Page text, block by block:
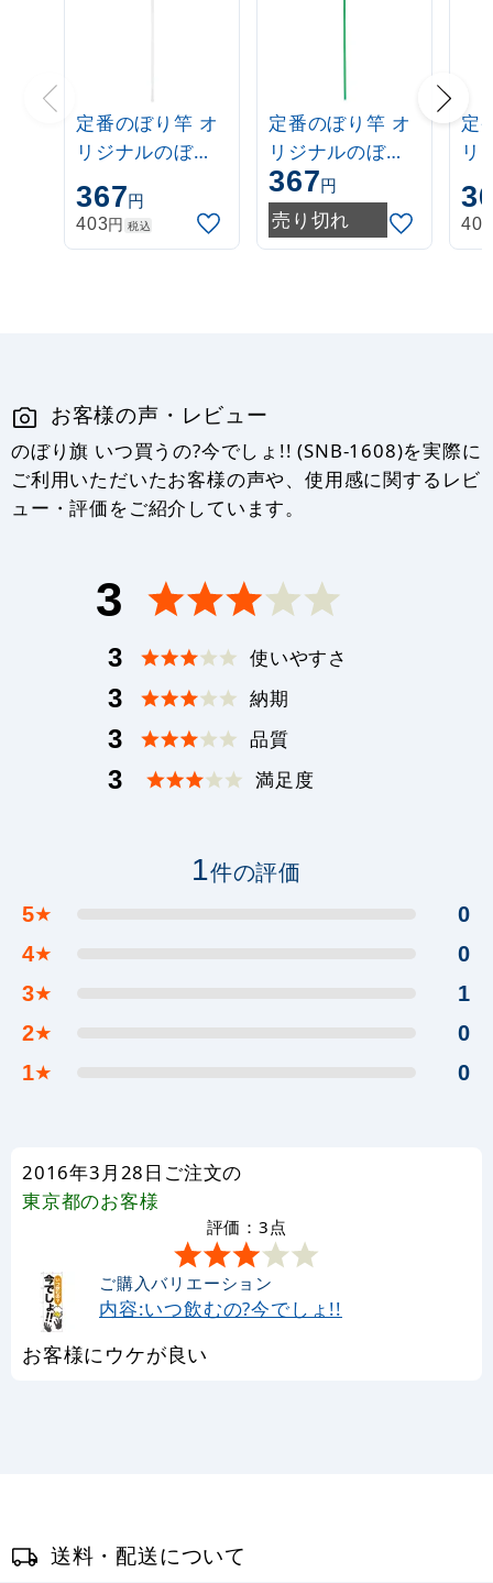
定番のぼり竿 オ
リジナルのぼり
ポール 1.6～3m
伸縮式 白
(30537***)
367円
403円 税込
定番のぼり竿 オ
リジナルのぼり
ポール 1.6～3m
伸縮式 緑
(30537GRN)
367円
売り切れ
定
リ
ポ
伸
403
お客様の声・レビュー
のぼり旗 いつ買うの?今でしょ!! (SNB-1608)を実際に
ご利用いただいたお客様の声や、使用感に関するレビ
ュー・評価をご紹介しています。
3
3 使いやすさ
3 納期
3 品質
3 満足度
1件の評価
5★
0
4★
0
3★
1
2★
0
1★ 0
2016年3月28日ご注文の
東京都のお客様
評価：3点
ご購入バリエーション
内容:いつ飲むの?今でしょ!!
お客様にウケが良い
送料・配送について